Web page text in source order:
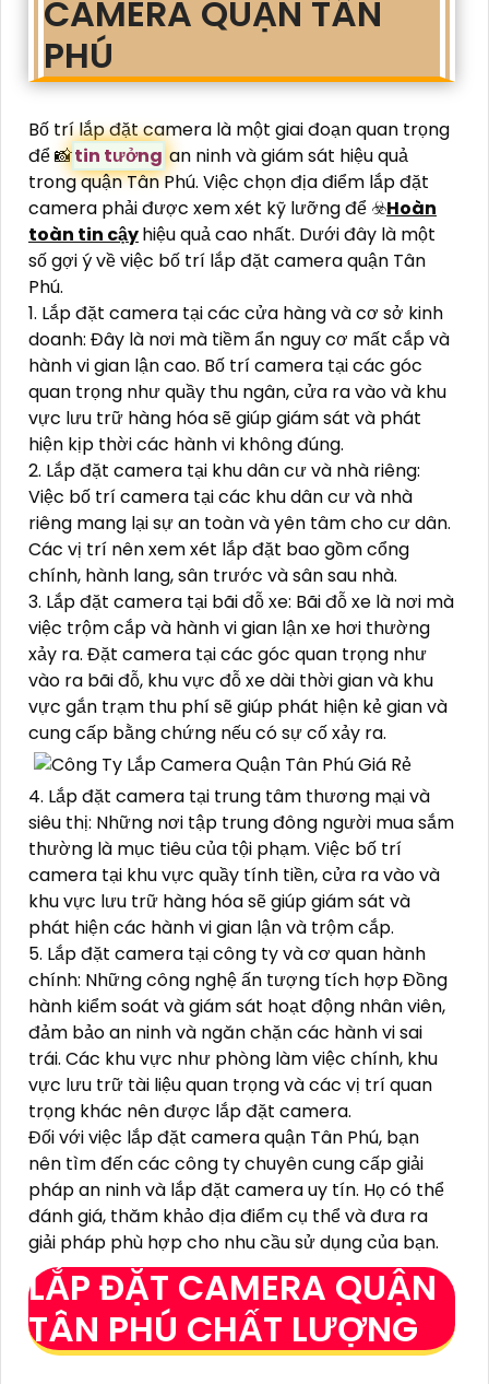
CAMERA QUẬN TÂN
PHÚ
Bố trí lắp đặt camera là một giai đoạn quan trọng
để 📸tin tưởng an ninh và giám sát hiệu quả
trong quận Tân Phú. Việc chọn địa điểm lắp đặt
camera phải được xem xét kỹ lưỡng để ☣️Hoàn
toàn tin cậyhiệu quả cao nhất. Dưới đây là một
số gợi ý về việc bố trí lắp đặt camera quận Tân
Phú.
1. Lắp đặt camera tại các cửa hàng và cơ sở kinh
doanh: Đây là nơi mà tiềm ẩn nguy cơ mất cắp và
hành vi gian lận cao. Bố trí camera tại các góc
quan trọng như quầy thu ngân, cửa ra vào và khu
vực lưu trữ hàng hóa sẽ giúp giám sát và phát
hiện kịp thời các hành vi không đúng.
2. Lắp đặt camera tại khu dân cư và nhà riêng:
Việc bố trí camera tại các khu dân cư và nhà
riêng mang lại sự an toàn và yên tâm cho cư dân.
Các vị trí nên xem xét lắp đặt bao gồm cổng
chính, hành lang, sân trước và sân sau nhà.
3. Lắp đặt camera tại bãi đỗ xe: Bãi đỗ xe là nơi mà
việc trộm cắp và hành vi gian lận xe hơi thường
xảy ra. Đặt camera tại các góc quan trọng như
vào ra bãi đỗ, khu vực đỗ xe dài thời gian và khu
vực gắn trạm thu phí sẽ giúp phát hiện kẻ gian và
cung cấp bằng chứng nếu có sự cố xảy ra.
4. Lắp đặt camera tại trung tâm thương mại và
siêu thị: Những nơi tập trung đông người mua sắm
thường là mục tiêu của tội phạm. Việc bố trí
camera tại khu vực quầy tính tiền, cửa ra vào và
khu vực lưu trữ hàng hóa sẽ giúp giám sát và
phát hiện các hành vi gian lận và trộm cắp.
5. Lắp đặt camera tại công ty và cơ quan hành
chính: Những công nghệ ấn tượng tích hợp Đồng
hành kiểm soát và giám sát hoạt động nhân viên,
đảm bảo an ninh và ngăn chặn các hành vi sai
trái. Các khu vực như phòng làm việc chính, khu
vực lưu trữ tài liệu quan trọng và các vị trí quan
trọng khác nên được lắp đặt camera.
Đối với việc lắp đặt camera quận Tân Phú, bạn
nên tìm đến các công ty chuyên cung cấp giải
pháp an ninh và lắp đặt camera uy tín. Họ có thể
đánh giá, thăm khảo địa điểm cụ thể và đưa ra
giải pháp phù hợp cho nhu cầu sử dụng của bạn.
LẮP ĐẶT CAMERA QUẬN
TÂN PHÚ CHẤT LƯỢNG